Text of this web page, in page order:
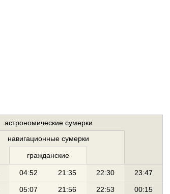
астрономические сумерки
навигационные сумерки
гражданские
04:52 21:35 22:30 23:47
05:07 21:56 22:53 00:15